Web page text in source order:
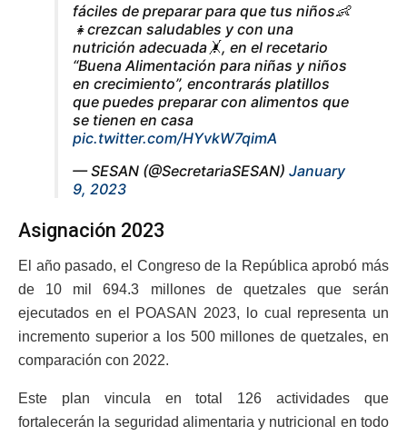
fáciles de preparar para que tus niños👶
👧crezcan saludables y con una
nutrición adecuada🤸, en el recetario
“Buena Alimentación para niñas y niños
en crecimiento”, encontrarás platillos
que puedes preparar con alimentos que
se tienen en casa
pic.twitter.com/HYvkW7qimA
— SESAN (@SecretariaSESAN) January
9, 2023
Asignación 2023
El año pasado, el Congreso de la República aprobó más
de 10 mil 694.3 millones de quetzales que serán
ejecutados en el POASAN 2023, lo cual representa un
incremento superior a los 500 millones de quetzales, en
comparación con 2022.
Este plan vincula en total 126 actividades que
fortalecerán la seguridad alimentaria y nutricional en todo